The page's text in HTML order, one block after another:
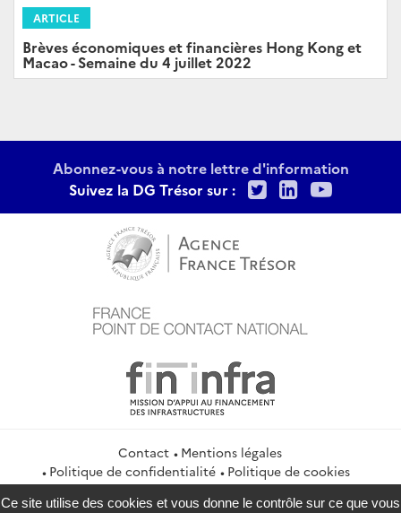
ARTICLE
Brèves économiques et financières Hong Kong et
Macao - Semaine du 4 juillet 2022
Abonnez-vous à notre lettre d'information
Suivez la DG Trésor sur :
TwitterLinkedIn
Contact
Mentions légales
Politique de confidentialité
Politique de cookies
Gestion des cookies
Flux RSS
Ce site utilise des cookies et vous donne le contrôle sur ce que vous